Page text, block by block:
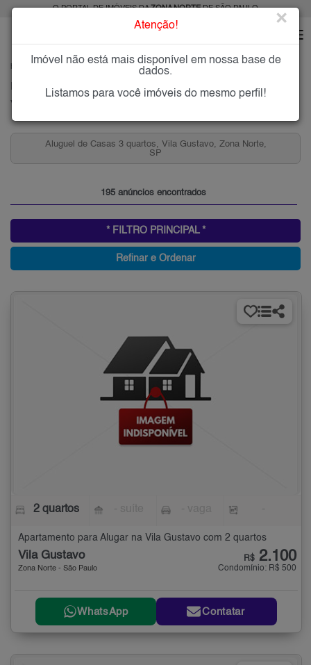
O PORTAL DE IMÓVEIS DAZONA NORTEDE SÃO PAULO
VILA GUSTAVO
Vila Gustavo, Zona Norte
Aluguel de Casas 1 Quarto, Vila Gustavo, Zona Norte,
195 anúncios encontrados
* FILTRO PRINCIPAL *
Refinar e Ordenar
2 quartos
Apartamento para Alugar na Vila Gustavo com 2 quartos
Vila Gustavo
Zona Norte - São Paulo
R$ 2.100
Condomínio: R$ 500
WhatsApp Contatar
Atenção! ×
Imóvel não está mais disponível em nossa base de
dados.
Listamos para você imóveis do mesmo perfil!